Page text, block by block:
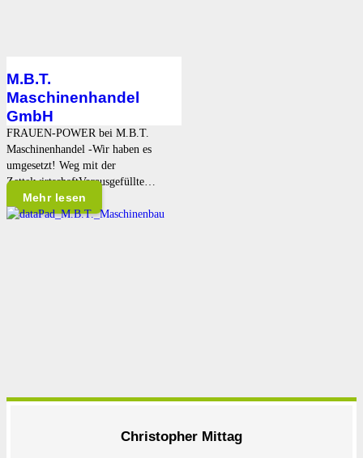
M.B.T.
Maschinenhandel
GmbH
FRAUEN-POWER bei M.B.T.
Maschinenhandel -Wir haben es
umgesetzt! Weg mit der
ZettelwirtschaftVorausgefüllte…
Mehr lesen
Christopher Mittag